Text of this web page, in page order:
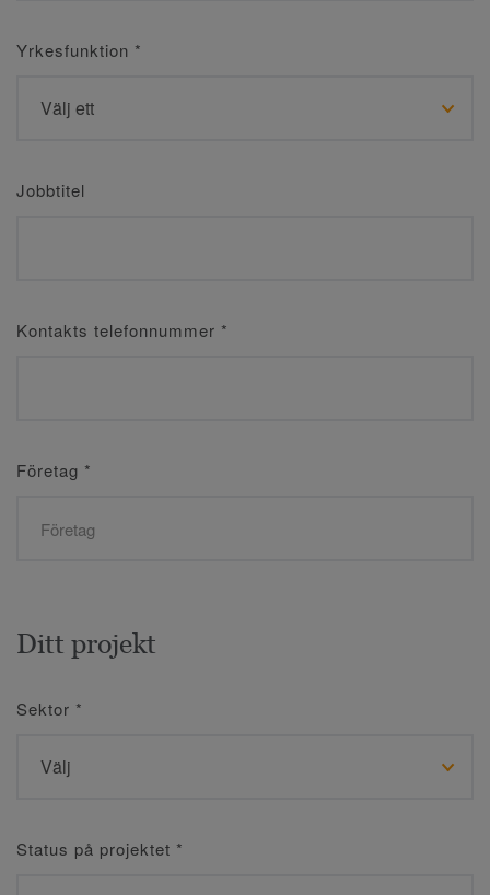
Yrkesfunktion *
Jobbtitel
Kontakts telefonnummer *
Företag *
Ditt projekt
Sektor *
Status på projektet *